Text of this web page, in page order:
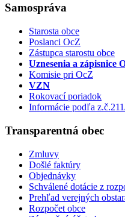
Samospráva
Starosta obce
Poslanci OcZ
Zástupca starostu obce
Uznesenia a zápisnice
Komisie pri OcZ
VZN
Rokovací poriadok
Informácie podľa
Transparentná obec
Zmluvy
Došlé faktúry
Objednávky
Schválené dotácie z
Prehľad verejných
Rozpočet obce